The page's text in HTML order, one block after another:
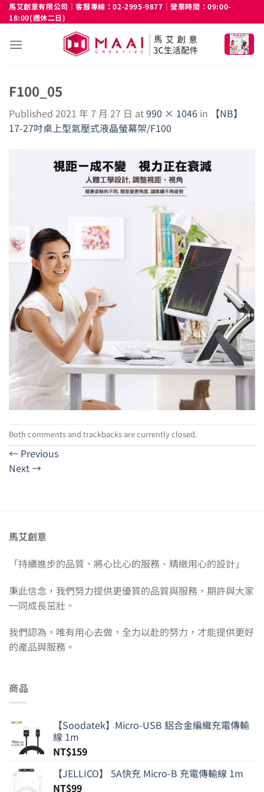
Skip
to
馬艾創意有限公司｜客服專線：02-2995-9877｜營業時間：09:00-
18:00(週休二日)
F100_05
Published 2021 年 7 月 27 日 at990 × 1046 in
【NB】
17-27吋桌上型氣壓式液晶螢幕架/F100
Both comments and trackbacks are currently closed.
← Previous
Next→
馬艾創意
「持續進步的品質、將心比心的服務、精緻用心的設計」
秉此信念，我們努力提供更優質的品質與服務，期許與大家
一同成長茁壯。
我們認為，唯有用心去做，全力以赴的努力，才能提供更好
的產品與服務。
商品
【Soodatek】Micro-USB 鋁合金編織充電傳輸
線 1m
NT$159
【JELLICO】 5A快充 Micro-B 充電傳輸線 1m
NT$99